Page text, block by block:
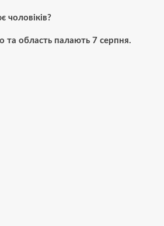
чоловіків?
та область палають 7 серпня.